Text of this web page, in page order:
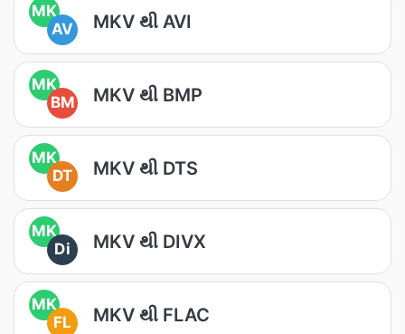
MK
AV
MKV થી AVI
MK
BM
MKV થી BMP
MK
DT
MKV થી DTS
MK
Di
MKV થી DIVX
MK
FL
MKV થી FLAC